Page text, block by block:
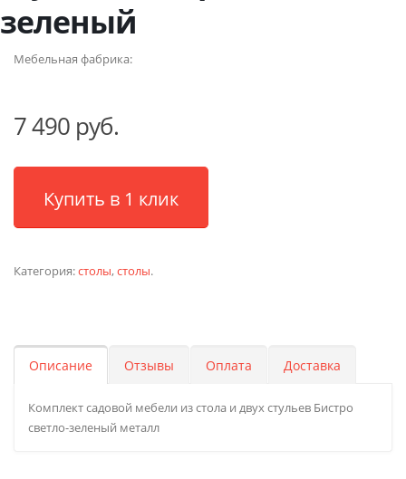
зеленый
Мебельная фабрика:
7 490 руб.
Купить в 1 клик
Категория:столы,столы.
Описание Отзывы Оплата Доставка
Комплект садовой мебели из стола и двух стульев Бистро
светло-зеленый металл